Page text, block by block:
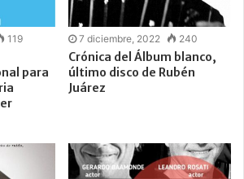
119
para
7 diciembre, 2022 240
Crónica del Álbum blanco,
último disco de Rubén
Juárez